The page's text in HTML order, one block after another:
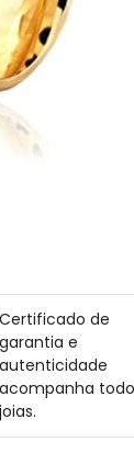
Certificado de
garantia e
autenticidade
acompanha
joias.